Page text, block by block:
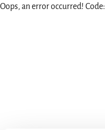
Oops, an error occurred!